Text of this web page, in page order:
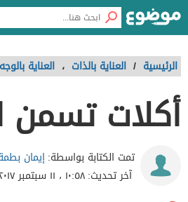
الرئيسية / العناية بالذات ، العناية بالوجه
أكلات تسمن
تمت الكتابة بواسطة:إيمان
آخر تحديث:١٠:٥٨ ، ١١ سبتمبر ٢٠١٧